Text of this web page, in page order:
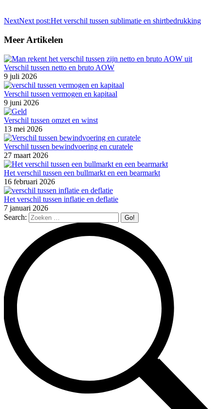
NextNext post:Het verschil tussen sublimatie en shirtbedrukking
Meer Artikelen
Verschil tussen netto en bruto AOW
9 juli 2026
Verschil tussen vermogen en kapitaal
9 juni 2026
Verschil tussen omzet en winst
13 mei 2026
Verschil tussen bewindvoering en curatele
27 maart 2026
Het verschil tussen een bullmarkt en een bearmarkt
16 februari 2026
Het verschil tussen inflatie en deflatie
7 januari 2026
Search: